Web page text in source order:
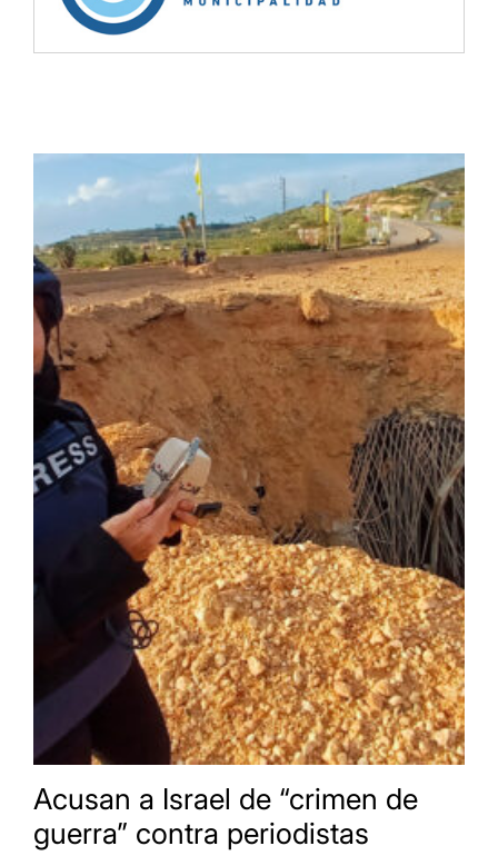
Acusan a Israel de “crimen de
guerra” contra periodistas